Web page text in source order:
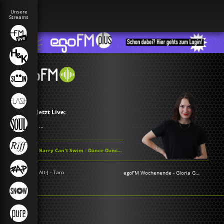
Jetzt Live:
...
Barry Can't Swim - Dance Dance Dance
Alt-J - Taro egoFM Wochenende -Gloria Grünwald